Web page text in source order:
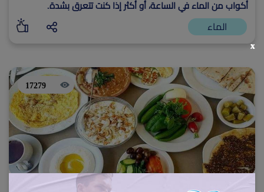
أكواب من الماء في الساعة، أو أكثر إذا كنت تتعرق بشدة.
الماء
17279
x